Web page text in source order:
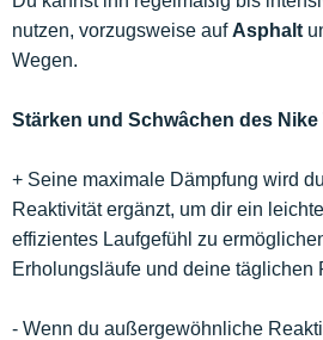
nutzen, vorzugsweise auf Asphalt
Wegen.
Stärken und Schwâchen des Nike
+ Seine maximale Dämpfung wird
Reaktivität ergänzt, um dir ein
effizientes Laufgefühl zu
Erholungsläufe und deine täglichen
- Wenn du außergewöhnliche